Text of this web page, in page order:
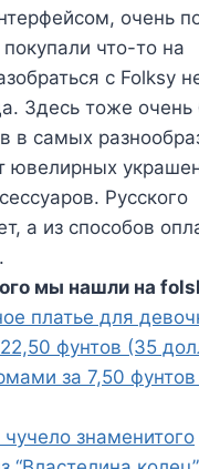
очень
что-то на
с Folksy
Здесь тоже очень
в самых
ювелирных
Русского
а из способов
мы нашли на
платье для
фунтов (35
за 7,50 фунтов
знаменитого